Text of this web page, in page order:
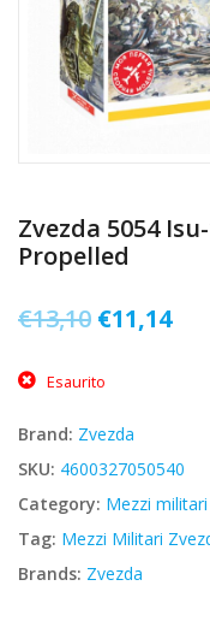
Zvezda 5054
Propelled
€13,10 Il
originale
era:
€13,10.
€11,14Il
Esaurito
Brand: Zvezda
SKU: 4600327050540
Category: Mezzi
Tag: Mezzi Militari
Brands: Zvezda